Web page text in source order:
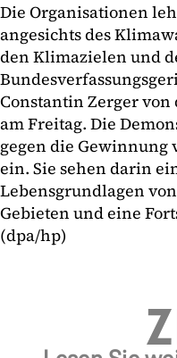
Die Organisationen
angesichts des
den Klimazielen und
Constantin Zerger
am Freitag. Die
gegen die Gewinnung
ein. Sie sehen darin
Lebensgrundlagen
Gebieten und eine
(dpa/hp)